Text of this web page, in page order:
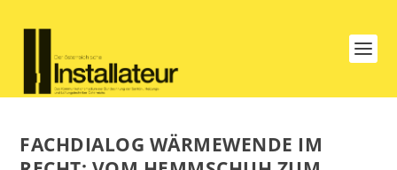
FACHDIALOG WÄRMEWENDE IM